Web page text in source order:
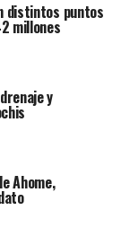
distintos puntos
millones
y
Ahome,